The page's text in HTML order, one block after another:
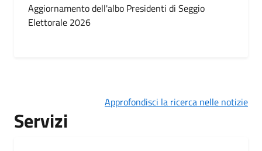
Aggiornamento dell'albo Presidenti di Seggio
Elettorale 2026
Approfondisci la ricerca nelle notizie
Servizi